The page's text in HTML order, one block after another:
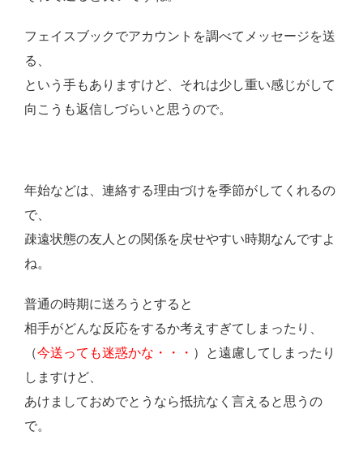
フェイスブックでアカウントを調べてメッセージを送
る、
という手もありますけど、それは少し重い感じがして
向こうも返信しづらいと思うので。
年始などは、連絡する理由づけを季節がしてくれるの
で、
疎遠状態の友人との関係を戻せやすい時期なんですよ
ね。
普通の時期に送ろうとすると
相手がどんな反応をするか考えすぎてしまったり、
（今送っても迷惑かな・・・ ）と遠慮してしまったり
しますけど、
あけましておめでとうなら抵抗なく言えると思うの
で。